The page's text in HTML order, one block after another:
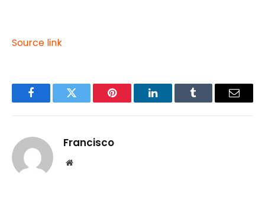
Source link
FacebookTwitter Pinterest LinkedInTumblr Email
Francisco
Website